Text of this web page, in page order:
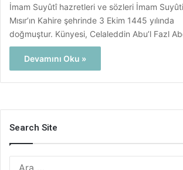
İmam Suyûtî hazretleri ve sözleri İmam
Mısır’ın Kahire şehrinde 3 Ekim 1445 yılında
doğmuştur. Künyesi, Celaleddin Abu’l Fazl
Devamını Oku »
Search Site